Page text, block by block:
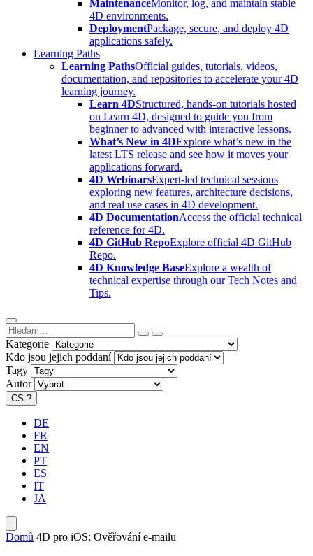
MaintenanceMonitor, log, and maintain stable
4D environments.
DeploymentPackage, secure, and deploy 4D
applications safely.
Learning Paths
Learning PathsOfficial guides, tutorials, videos,
documentation, and repositories to accelerate your 4D
learning journey.
Learn 4DStructured, hands-on tutorials hosted
on Learn 4D, designed to guide you from
beginner to advanced with interactive lessons.
What’s New in 4DExplore what’s new in the
latest LTS release and see how it moves your
applications forward.
4D WebinarsExpert-led technical sessions
exploring new features, architecture decisions,
and real use cases in 4D development.
4D DocumentationAccess the official technical
reference for 4D.
4D GitHub RepoExplore official 4D GitHub
Repo.
4D Knowledge BaseExplore a wealth of
technical expertise through our Tech Notes and
Tips.
Kategorie
Kdo jsou jejich poddaní
Tagy
Autor
CS ?
DE
FR
EN
PT
ES
IT
JA
Domů 4D pro iOS: Ověřování e-mailu